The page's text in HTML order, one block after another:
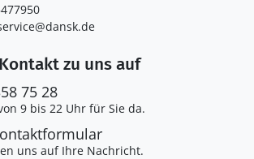
zu uns auf
75 28
9 bis 22 Uhr für Sie da.
uns auf Ihre Nachricht.